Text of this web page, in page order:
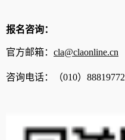
报名咨询：
官方邮箱： cla@claonline.cn
咨询电话：（010） 88819772